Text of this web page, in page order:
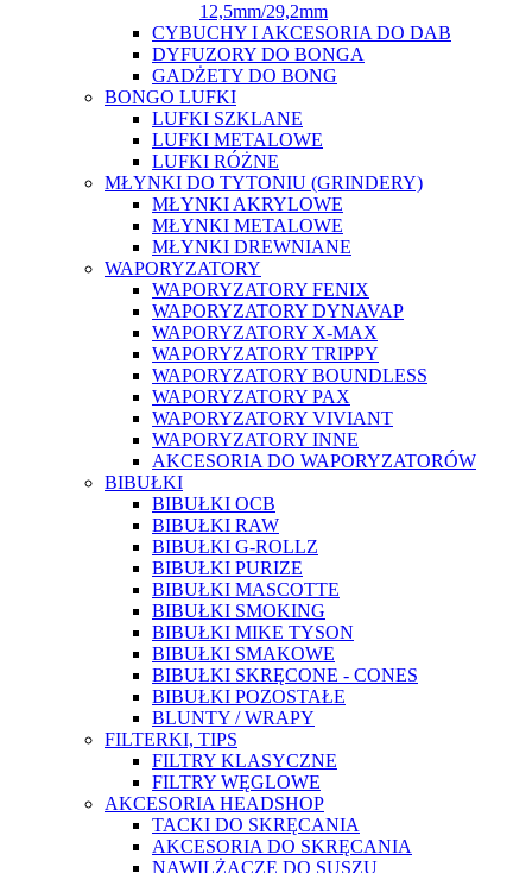
12,5mm/29,2mm
CYBUCHY I AKCESORIA DO DAB
DYFUZORY DO BONGA
GADŻETY DO BONG
BONGO LUFKI
LUFKI SZKLANE
LUFKI METALOWE
LUFKI RÓŻNE
MŁYNKI DO TYTONIU (GRINDERY)
MŁYNKI AKRYLOWE
MŁYNKI METALOWE
MŁYNKI DREWNIANE
WAPORYZATORY
WAPORYZATORY FENIX
WAPORYZATORY DYNAVAP
WAPORYZATORY X-MAX
WAPORYZATORY TRIPPY
WAPORYZATORY BOUNDLESS
WAPORYZATORY PAX
WAPORYZATORY VIVIANT
WAPORYZATORY INNE
AKCESORIA DO WAPORYZATORÓW
BIBUŁKI
BIBUŁKI OCB
BIBUŁKI RAW
BIBUŁKI G-ROLLZ
BIBUŁKI PURIZE
BIBUŁKI MASCOTTE
BIBUŁKI SMOKING
BIBUŁKI MIKE TYSON
BIBUŁKI SMAKOWE
BIBUŁKI SKRĘCONE - CONES
BIBUŁKI POZOSTAŁE
BLUNTY / WRAPY
FILTERKI, TIPS
FILTRY KLASYCZNE
FILTRY WĘGLOWE
AKCESORIA HEADSHOP
TACKI DO SKRĘCANIA
AKCESORIA DO SKRĘCANIA
NAWILŻACZE DO SUSZU